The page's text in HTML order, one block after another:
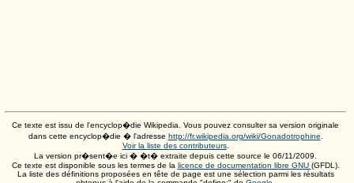
Ce texte est issu de l'encyclop�die Wikipedia. Vous pouvez consulter sa version originale
dans cette encyclop�die � l'adresse http://fr.wikipedia.org/wiki/Gonadotrophine
Voir la liste des contributeurs.
La version pr�sent�e ici � �t� extraite depuis cette source le 06/11/2009
Ce texte est disponible sous les termes de la licence de documentation libre GNU (GFDL).
La liste des définitions proposées en tête de page est une sélection parmi les résultats